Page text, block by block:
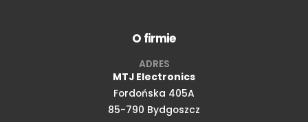
O firmie
ADRES
MTJ Electronics
Fordońska 405A
85-790 Bydgoszcz